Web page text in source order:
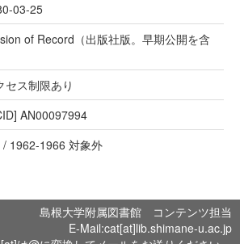
03-25
of Record（出版社版。早期公開を含
セス制限あり
AN00097994
/ 1962-1966 対象外
島根大学附属図書館 コンテンツ担当
E-Mail:cat[at]lib.shimane-u.ac.jp